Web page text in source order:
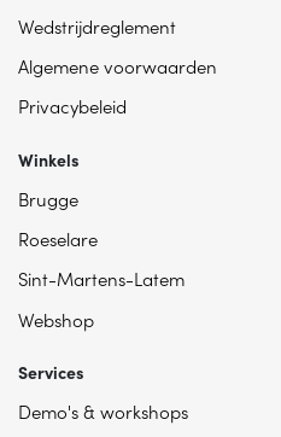
Wedstrijdreglement
Algemene voorwaarden
Privacybeleid
Winkels
Brugge
Roeselare
Sint-Martens-Latem
Webshop
Services
Demo's & workshops